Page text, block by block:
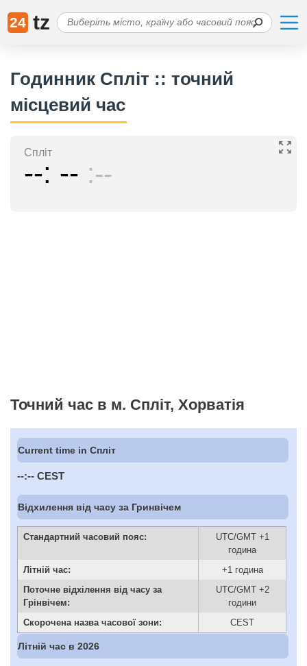
24 tz
Годинник Спліт :: точний
місцевий час
Спліт
-- -- --
Точний час в м. Спліт, Хорватія
Current time in Спліт
--:-- CEST
Відхилення від часу за Гринвічем
Стандартний часовий пояс:
UTC/GMT +1
година
Літній час:
+1 година
Поточне відхілення від часу за
Грінвічем:
UTC/GMT +2
години
Скорочена назва часової зони:
CEST
Літній час в 2026